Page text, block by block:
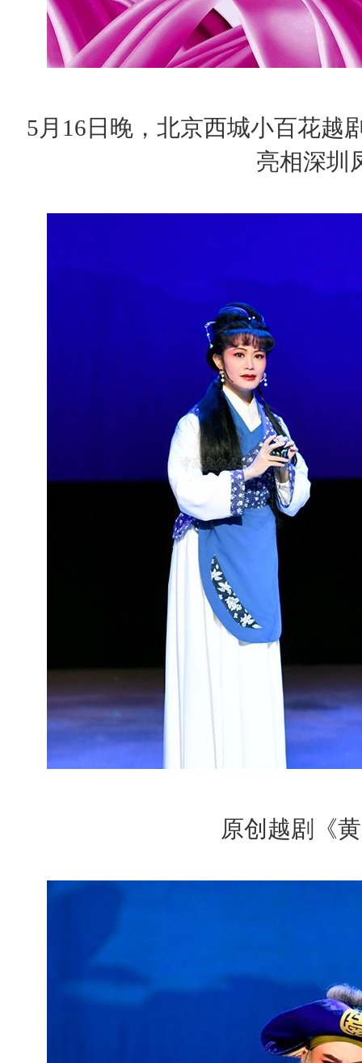
5月16日晚，北京西城小百花越
亮相深圳
原创越剧《